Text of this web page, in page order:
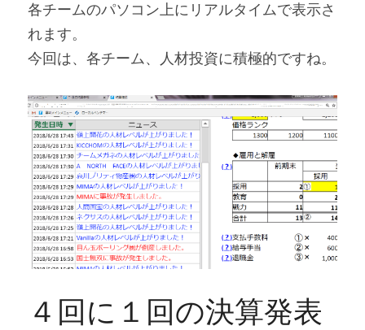
各チームのパソコン上にリアルタイムで表示さ
れます。
今回は、各チーム、人材投資に積極的ですね。
４回に１回の決算発表